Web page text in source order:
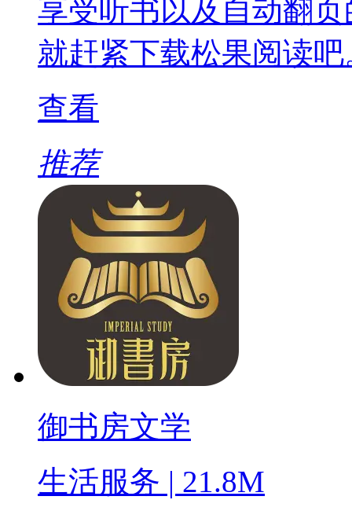
享受听书以及自动翻
就赶紧下载松果阅读吧
查看
推荐
御书房文学
生活服务 | 21.8M